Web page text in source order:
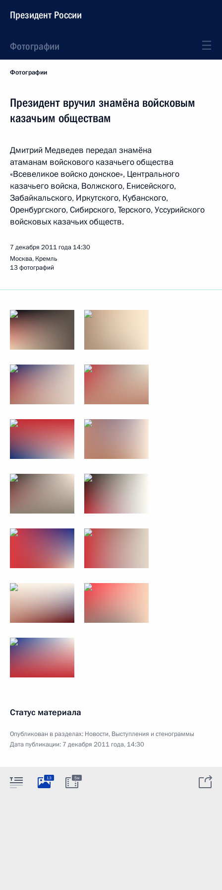
Президент России
Фотографии
Фотографии
Президент вручил знамёна войсковым
казачьим обществам
Дмитрий Медведев передал знамёна
атаманам войскового казачьего общества
«Всевеликое войско донское», Центрального
казачьего войска, Волжского, Енисейского,
Забайкальского, Иркутского, Кубанского,
Оренбургского, Сибирского, Терского, Уссурийского
войсковых казачьих обществ.
7 декабря 2011 года 14:30
Москва, Кремль
13 фотографий
Статус материала
Опубликован в разделах: Новости, Выступления и стенограммы
Дата публикации: 7 декабря 2011 года, 14:30
13 5м